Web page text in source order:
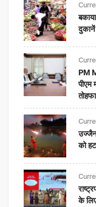
PM
उज्जैन
को
के